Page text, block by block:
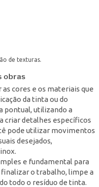
de texturas.
obras
cores e os materiais que
da tinta ou do
pontual, utilizando a
criar detalhes específicos
pode utilizar movimentos
desejados,
e fundamental para
o trabalho, limpe a
todo o resíduo de tinta.